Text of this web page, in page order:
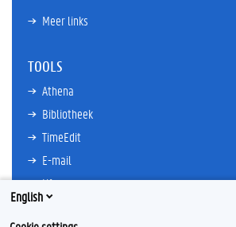
Meer links
TOOLS
Athena
Bibliotheek
TimeEdit
E-mail
Ufora
Oasis
English